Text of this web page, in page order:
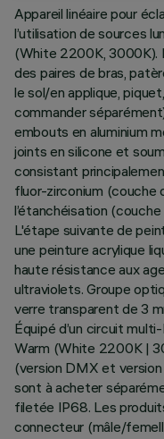
Appareil linéaire pour
l’utilisation de sources
(White 2200K, 3000K).
des paires de bras,
le sol/en applique,
commander
embouts en aluminium
joints en silicone et
consistant
fluor-zirconium
l’étanchéisation
L'étape suivante de
une peinture acrylique
haute résistance aux
ultraviolets. Groupe
verre transparent de 3
Équipé d’un circuit
Warm (White 2200K |
(version DMX et
sont à acheter
filetée IP68. Les
connecteur (mâle/